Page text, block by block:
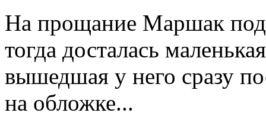
На прощание Маршак
тогда досталась
вышедшая у него сразу
на обложке...